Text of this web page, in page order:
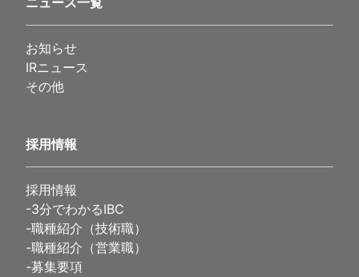
お知らせ
IRニュース
その他
採用情報
採用情報
-3分でわかるIBC
-職種紹介（技術職）
-職種紹介（営業職）
-募集要項